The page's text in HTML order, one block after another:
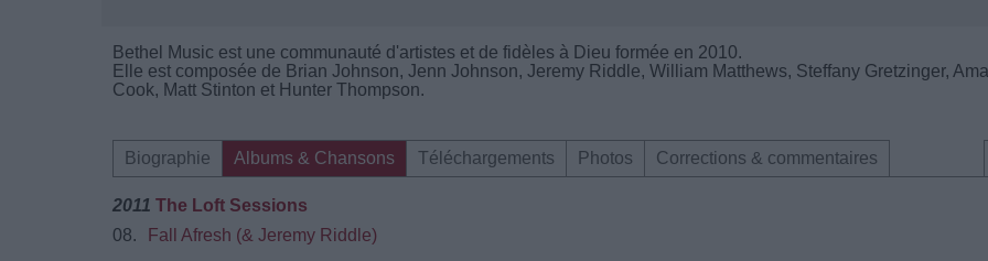
Bethel Music est une communauté d'artistes et de fidèles à Dieu formée en 2010.
Elle est composée de Brian Johnson, Jenn Johnson, Jeremy Riddle, William Matthews, Steffany Gretzinger,
Cook, Matt Stinton et Hunter Thompson.
Biographie Albums & Chansons Téléchargements Photos Corrections & commentaires
2011 The Loft Sessions
08.
Fall Afresh (& Jeremy Riddle)